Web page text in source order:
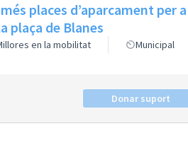
places d’aparcament per a
plaça de Blanes
en la mobilitat
Municipal
Donar suport